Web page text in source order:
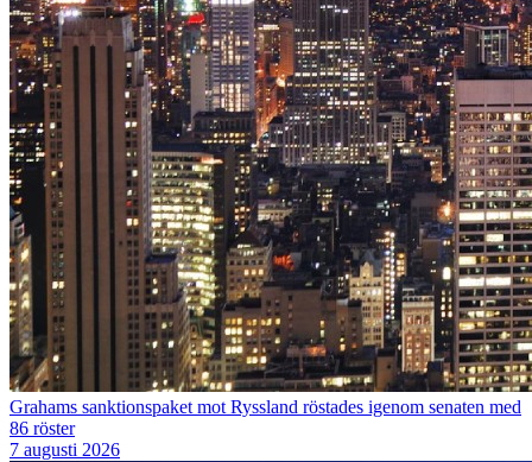
Grahams sanktionspaket mot Ryssland röstades igenom senaten med
86 röster
7 augusti 2026